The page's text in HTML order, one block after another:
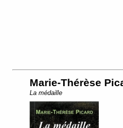
Marie-Thérèse
La médaille